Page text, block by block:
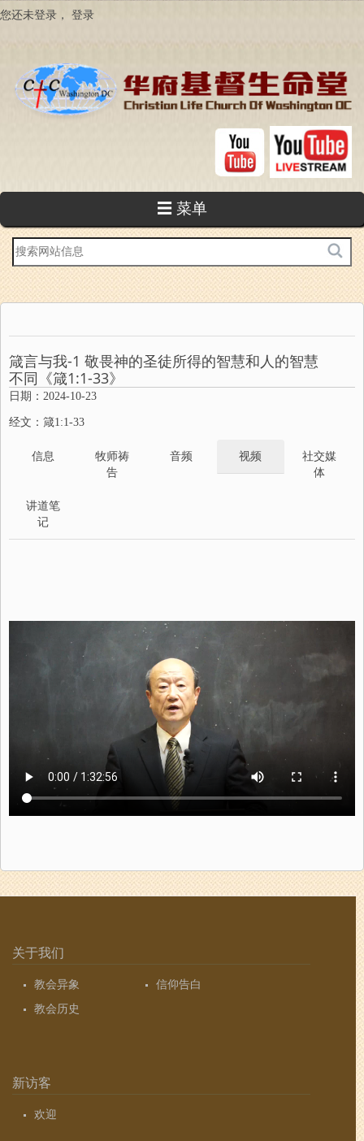
跳
您还未登录， 登录
☰ 菜单
站
内
搜
索
箴言与我-1 敬畏神的圣徒所得的智慧和人的智慧
不同《箴1:1-33》
日期：2024-10-23
经文：箴1:1-33
信息
牧师祷
告
音频 视频
社交媒
体
讲道笔
记
关于我们
教会异象
信仰告白
教会历史
新访客
欢迎